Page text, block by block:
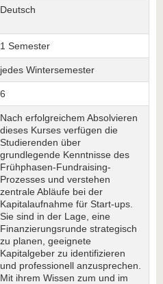
Deutsch
1 Semester
jedes Wintersemester
6
Nach erfolgreichem Absolvieren
dieses Kurses verfügen die
Studierenden über
grundlegende Kenntnisse des
Frühphasen-Fundraising-
Prozesses und verstehen
zentrale Abläufe bei der
Kapitalaufnahme für Start-ups.
Sie sind in der Lage, eine
Finanzierungsrunde strategisch
zu planen, geeignete
Kapitalgeber zu identifizieren
und professionell anzusprechen.
Mit ihrem Wissen zum und im